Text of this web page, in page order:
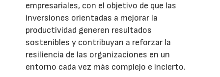
empresariales, con el objetivo de que las
inversiones orientadas a mejorar la
productividad generen resultados
sostenibles y contribuyan a reforzar la
resiliencia de las organizaciones en un
entorno cada vez más complejo e incierto.